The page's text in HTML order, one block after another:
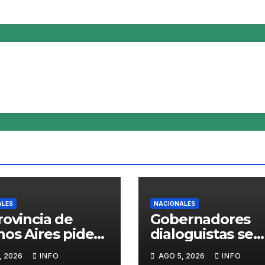
de
Aires pide
del mercado
2026 INFO
NACIONALES
Gobernadores
dialoguistas se
desmarcan de la
AGO 5, 2026 INFO